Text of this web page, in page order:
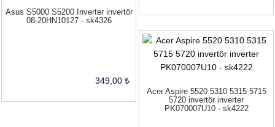
Asus S5000 S5200 Inverter invertör
08-20HN10127 - sk4326
349,00 ₺
Acer Aspire 5520 5310 5315 5715
5720 invertör inverter
PK070007U10 - sk4222